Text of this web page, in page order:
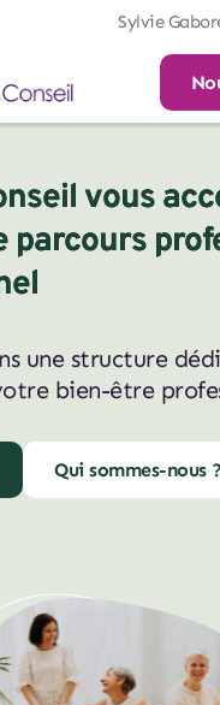
Sylvie
vous
parcours
une structure
bien-être
Qui sommes-nous ?